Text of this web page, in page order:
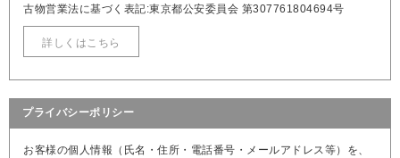
古物営業法に基づく表記:東京都公安委員会 第307761804694号
詳しくはこちら
プライバシーポリシー
お客様の個人情報（氏名・住所・電話番号・メールアドレス等）を、